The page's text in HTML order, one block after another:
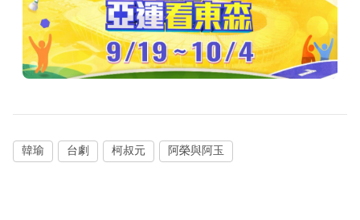
韓瑜 台劇 柯叔元 阿榮與阿玉